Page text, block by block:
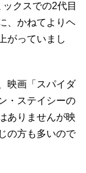
クスでの2代目
、かねてよりヘ
がっていまし
映画「スパイダ
・ステイシーの
ありませんが映
の方も多いので